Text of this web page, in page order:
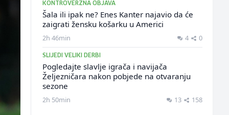
KONTROVERZNA OBJAVA
Šala ili ipak ne? Enes Kanter najavio da će
zaigrati žensku košarku u Americi
2h 46min 4 0
SLIJEDI VELIKI DERBI
Pogledajte slavlje igrača i navijača
Željezničara nakon pobjede na otvaranju
sezone
2h 50min 13 158